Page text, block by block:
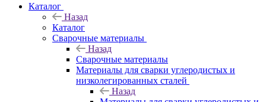
Каталог
Назад
Каталог
Сварочные материалы
Назад
Сварочные материалы
Материалы для сварки углеродистых и
низколегированных сталей
Назад